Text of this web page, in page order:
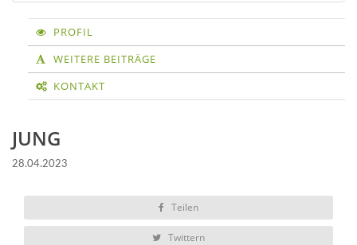
PROFIL
WEITERE BEITRÄGE
KONTAKT
JUNG
28.04.2023
Teilen
Twittern